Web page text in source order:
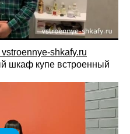
shkafy.ru
шкаф купе встроенный